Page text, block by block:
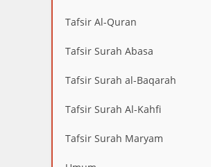
Tafsir Al-Quran
Tafsir Surah Abasa
Tafsir Surah al-Baqarah
Tafsir Surah Al-Kahfi
Tafsir Surah Maryam